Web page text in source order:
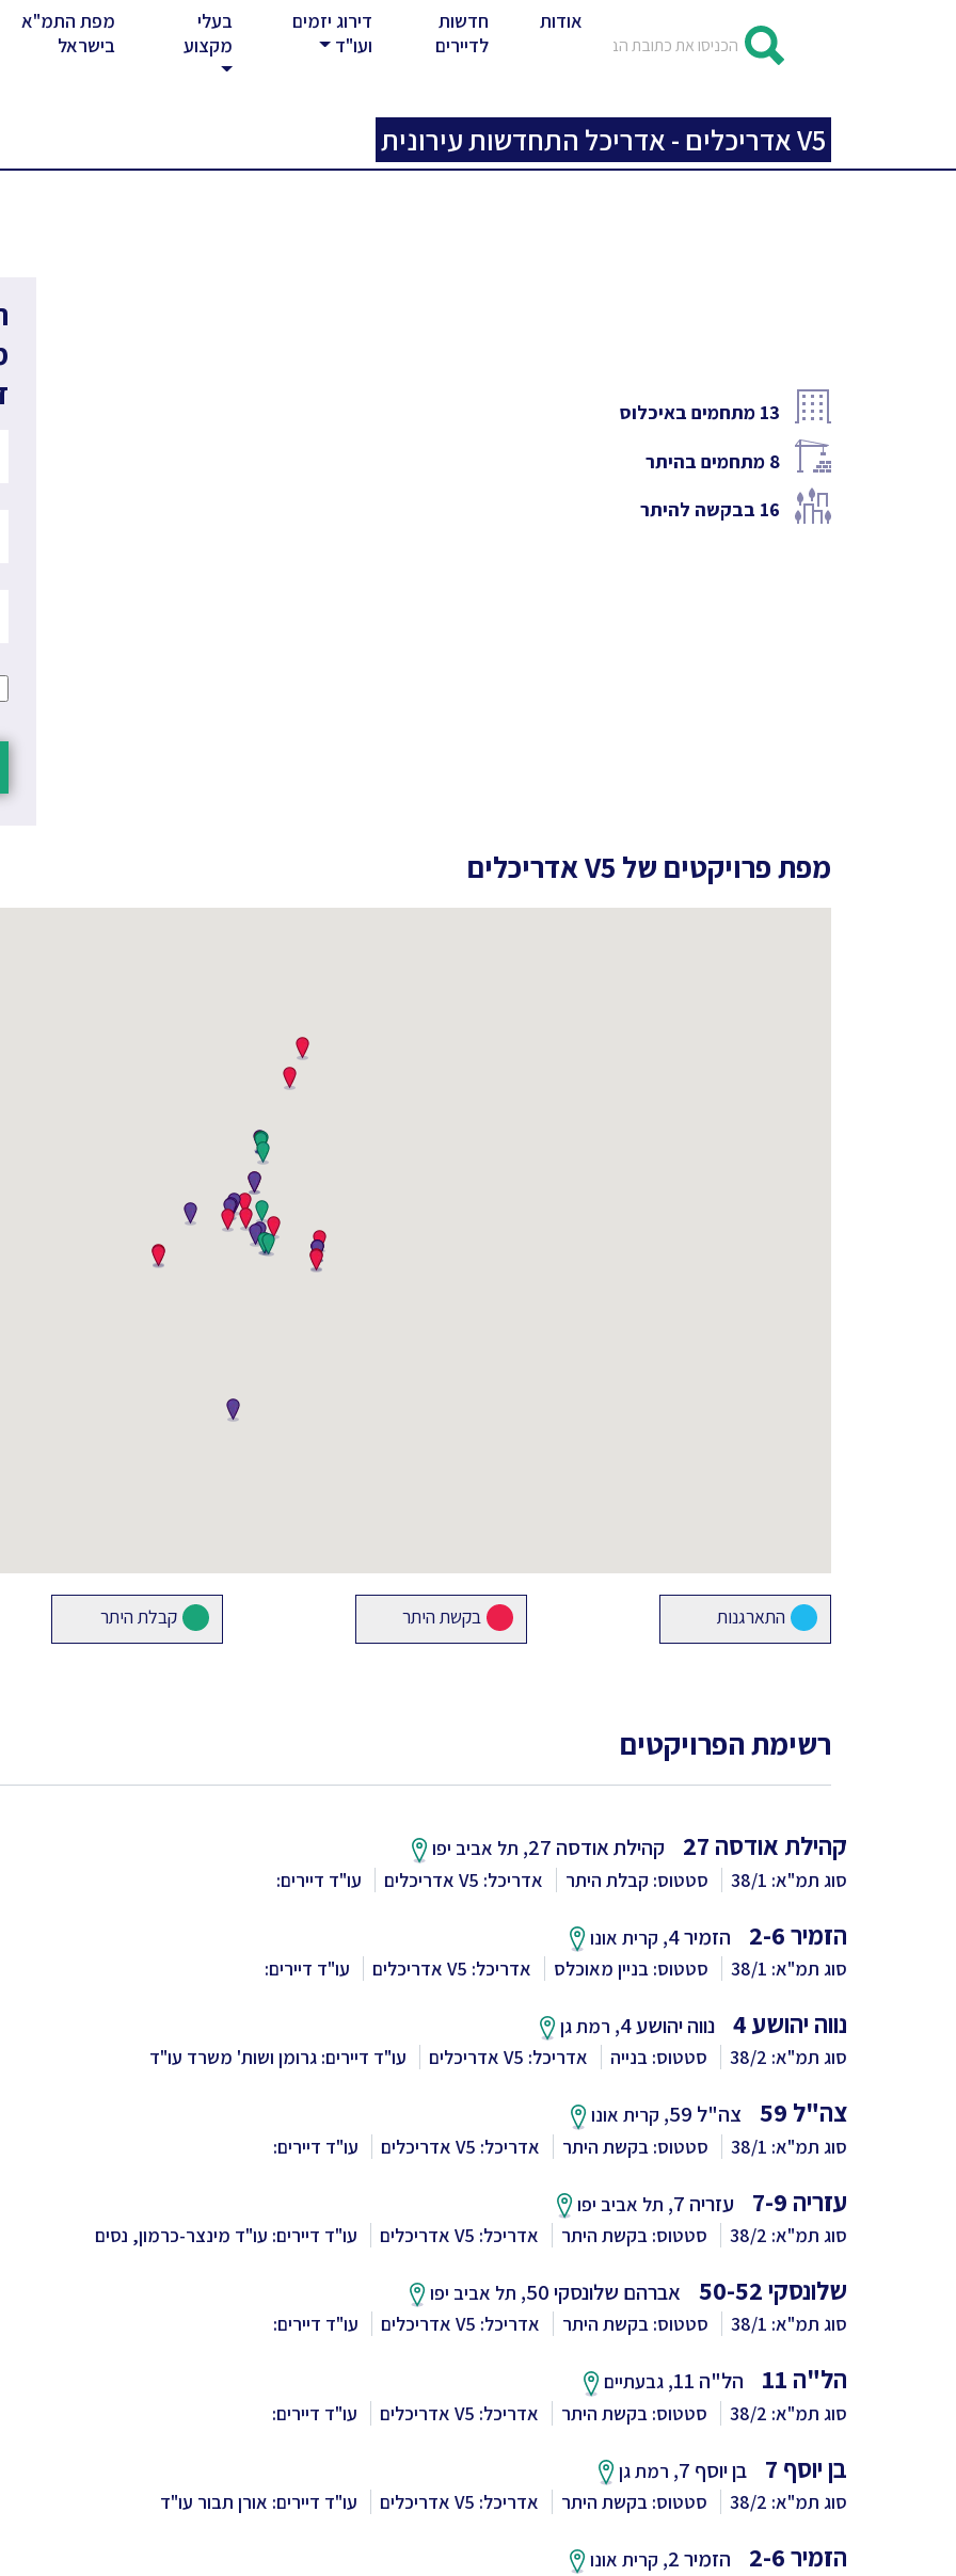
מפת התמ"א
בישראל
בעלי
מקצוע
דירוג יזמים
ועו"ד
חדשות
לדיירים
אודות
V5 אדריכלים - אדריכל התחדשות עירונית
13 מתחמים באיכלוס
8 מתחמים בהיתר
16 בבקשה להיתר
מפת פרויקטים של V5 אדריכלים
התארגנות בקשת היתר קבלת היתר
רשימת הפרויקטים
קהילת אודסה 27 קהילת אודסה 27,
תל אביב יפו
סוג תמ"א: 38/1
סטטוס: קבלת היתר אדריכל: V5 אדריכלים עו"ד דיירים:
הזמיר 2-6 הזמיר 4,
קרית אונו
סוג תמ"א: 38/1
סטטוס: בניין מאוכלס אדריכל: V5 אדריכלים עו"ד דיירים:
נווה יהושע 4 נווה יהושע 4,
רמת גן
סוג תמ"א: 38/2
סטטוס: בנייה אדריכל: V5 אדריכלים עו"ד דיירים: גרומן ושות' משרד עו"ד
צה"ל 59 צה"ל 59,
קרית אונו
סוג תמ"א: 38/1
סטטוס: בקשת היתר אדריכל: V5 אדריכלים עו"ד דיירים:
עזריה 7-9 עזריה 7,
תל אביב יפו
סוג תמ"א: 38/2
סטטוס: בקשת היתר אדריכל: V5 אדריכלים עו"ד דיירים: עו"ד מינצר-כרמון, נסים
שלונסקי 50-52 אברהם שלונסקי 50,
תל אביב יפו
סוג תמ"א: 38/1
סטטוס: בקשת היתר אדריכל: V5 אדריכלים עו"ד דיירים:
הל"ה 11 הל"ה 11,
גבעתיים
סוג תמ"א: 38/2
סטטוס: בקשת היתר אדריכל: V5 אדריכלים עו"ד דיירים:
בן יוסף 7 בן יוסף 7,
רמת גן
סוג תמ"א: 38/2
סטטוס: בקשת היתר אדריכל: V5 אדריכלים עו"ד דיירים: אורן תבור עו"ד
הזמיר 2-6 הזמיר 2,
קרית אונו